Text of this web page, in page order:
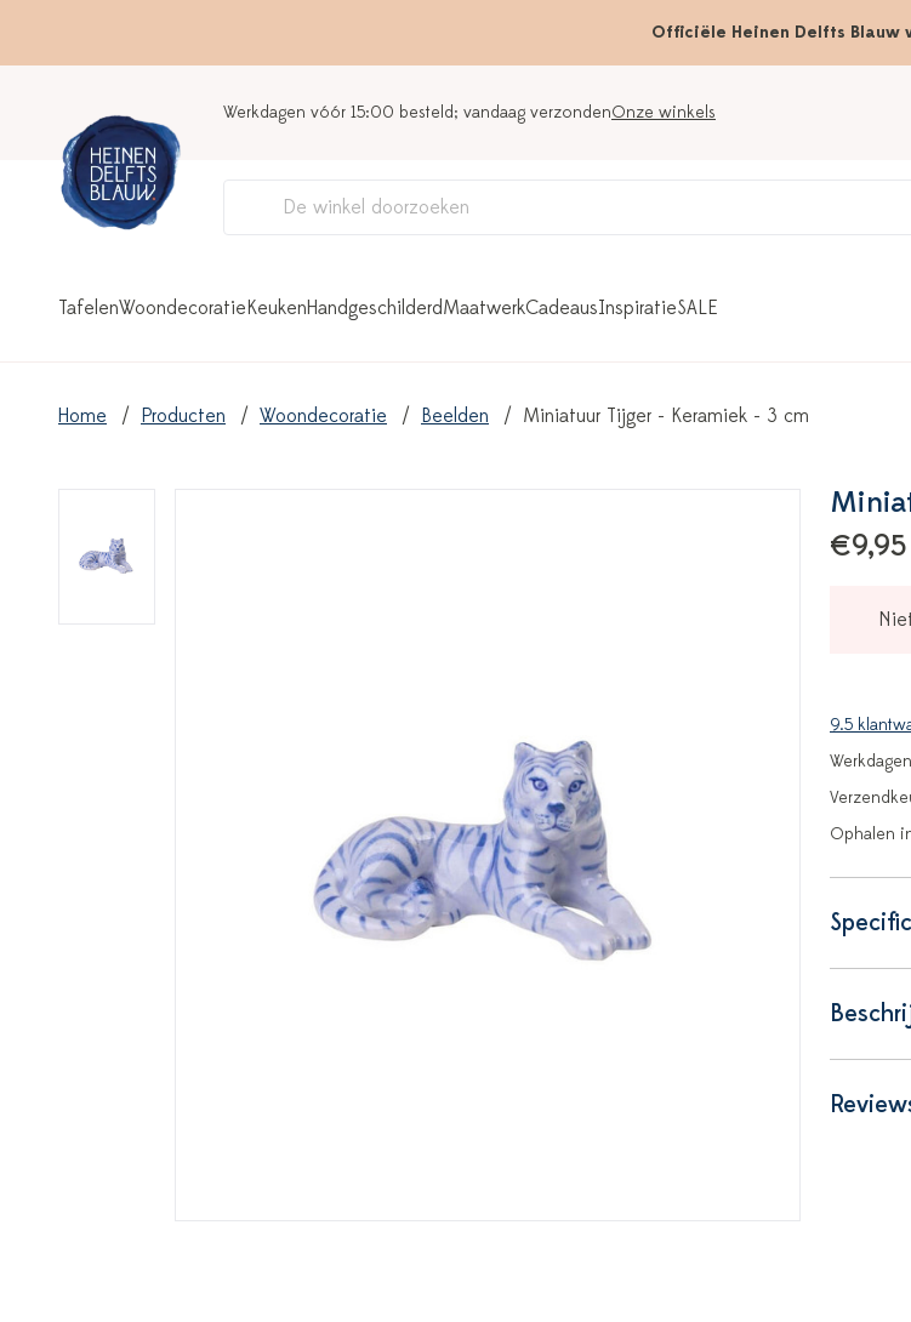
Officiële Heinen Delfts Blauw
Werkdagen vóór 15:00 besteld; vandaag verzondenOnze winkels
TafelenWoondecoratieKeukenHandgeschilderdMaatwerkCadeausInspiratieSALE
Home Producten Woondecoratie Beelden Miniatuur Tijger - Keramiek - 3 cm
€9,95
9.5
Ophalen